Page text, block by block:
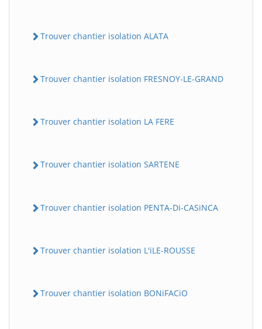
Trouver chantier isolation ALATA
Trouver chantier isolation FRESNOY-LE-GRAND
Trouver chantier isolation LA FERE
Trouver chantier isolation SARTENE
Trouver chantier isolation PENTA-Di-CASiNCA
Trouver chantier isolation L'iLE-ROUSSE
Trouver chantier isolation BONiFACiO